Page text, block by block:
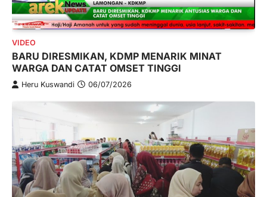
VIDEO
BARU DIRESMIKAN, KDMP MENARIK MINAT
WARGA DAN CATAT OMSET TINGGI
Heru Kuswandi 06/07/2026